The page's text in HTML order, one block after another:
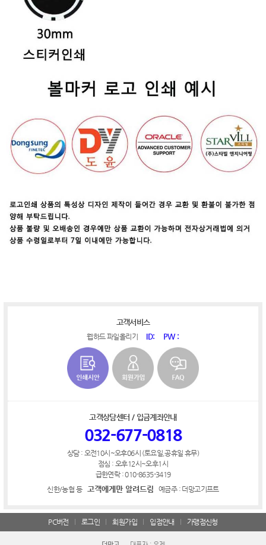
고객서비스
웹하드 파일올리기 ID: PW :
고객상담센터 / 입금계좌안내
032-677-0818
상담 : 오전10시~오후06시 (토요일,공휴일 휴무)
점심 : 오후12시~오후1시
급한연락 : 010-8635-3419
신한/농협 등
고객에게만 알려드림 예금주 : 더망고기프트
PC버전 로그인 회원가입 입점안내 가맹점신청